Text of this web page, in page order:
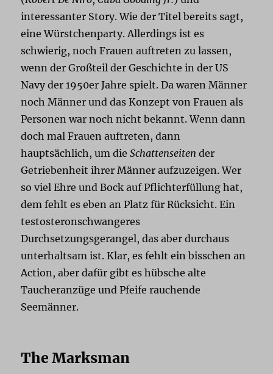
interessanter Story. Wie der Titel bereits sagt,
eine Würstchenparty. Allerdings ist es
schwierig, noch Frauen auftreten zu lassen,
wenn der Großteil der Geschichte in der US
Navy der 1950er Jahre spielt. Da waren Männer
noch Männer und das Konzept von Frauen als
Personen war noch nicht bekannt. Wenn dann
doch mal Frauen auftreten, dann
hauptsächlich, um dieSchattenseiten der
Getriebenheit ihrer Männer aufzuzeigen. Wer
so viel Ehre und Bock auf Pflichterfüllung hat,
dem fehlt es eben an Platz für Rücksicht. Ein
testosteronschwangeres
Durchsetzungsgerangel, das aber durchaus
unterhaltsam ist. Klar, es fehlt ein bisschen an
Action, aber dafür gibt es hübsche alte
Taucheranzüge und Pfeife rauchende
Seemänner.
The Marksman